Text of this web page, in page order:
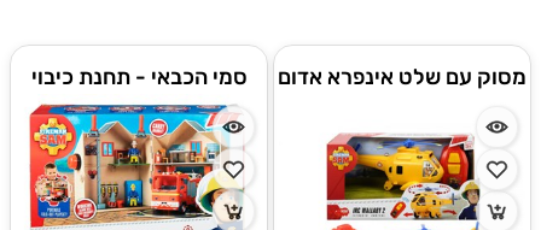
מסוק עם שלט אינפרא אדום
סמי הכבאי - תחנת כיבוי
מפוארת